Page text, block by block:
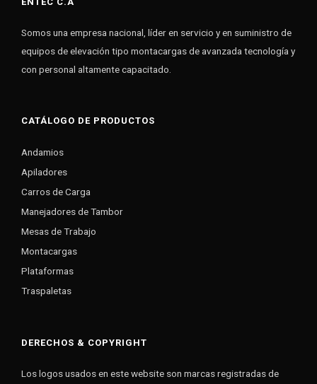
Somos una empresa nacional, líder en servicio y en suministro de
equipos de elevación tipo montacargas de avanzada tecnología y
con personal altamente capacitado.
CATÁLOGO DE PRODUCTOS
Andamios
Apiladores
Carros de Carga
Manejadores de Tambor
Mesas de Trabajo
Montacargas
Plataformas
Traspaletas
DERECHOS & COPYRIGHT
Los logos usados en este website son marcas registradas de